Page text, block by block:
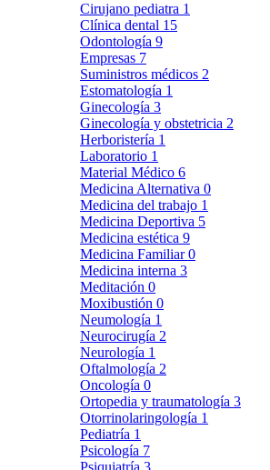
Cirujano pediatra 1
Clínica dental 15
Odontología 9
Empresas 7
Suministros médicos 2
Estomatología 1
Ginecología 3
Ginecología y obstetricia 2
Herboristería 1
Laboratorio 1
Material Médico 6
Medicina Alternativa 0
Medicina del trabajo 1
Medicina Deportiva 5
Medicina estética 9
Medicina Familiar0
Medicina interna 3
Meditación 0
Moxibustión 0
Neumología 1
Neurocirugía 2
Neurología 1
Oftalmología 2
Oncología 0
Ortopedia y traumatología 3
Otorrinolaringología 1
Pediatría 1
Psicología 7
Psiquiatría 3